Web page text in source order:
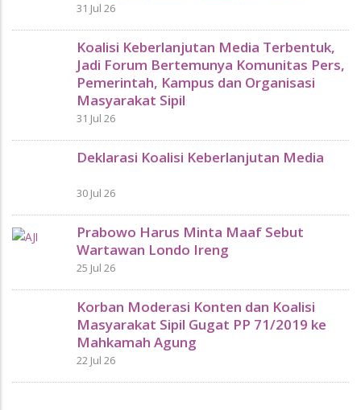
31 Jul 26
Koalisi Keberlanjutan Media Terbentuk,
Jadi Forum Bertemunya Komunitas Pers,
Pemerintah, Kampus dan Organisasi
Masyarakat Sipil
31 Jul 26
Deklarasi Koalisi Keberlanjutan Media
30 Jul 26
Prabowo Harus Minta Maaf Sebut
Wartawan Londo Ireng
25 Jul 26
Korban Moderasi Konten dan Koalisi
Masyarakat Sipil Gugat PP 71/2019 ke
Mahkamah Agung
22 Jul 26